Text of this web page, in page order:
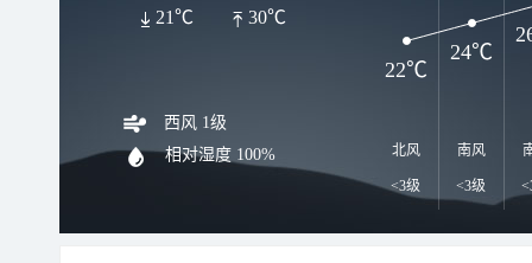
30℃
21℃
西风 1级
相对湿度 100% 北风
<3级
南风
<3级
22℃
24℃